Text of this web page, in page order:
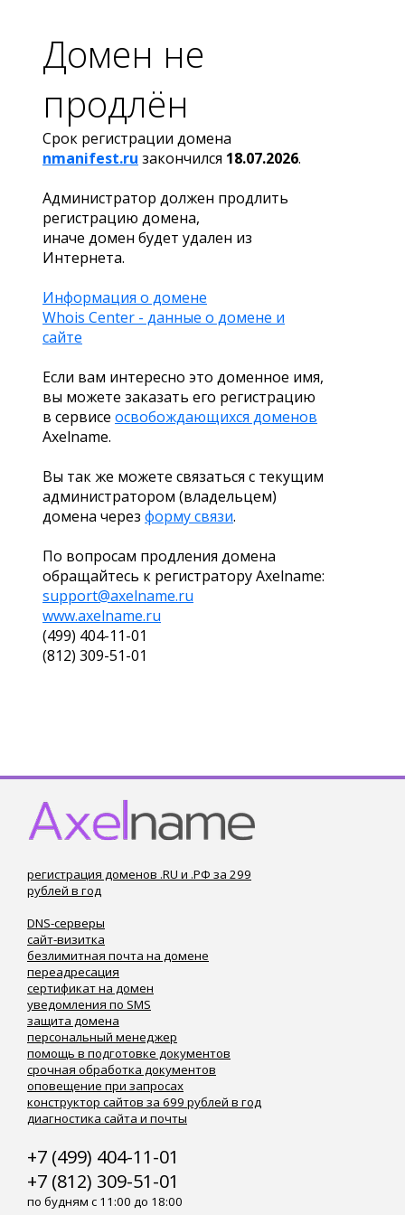
Домен не
продлён
Срок регистрации домена
nmanifest.ru закончился 18.07.2026.
Администратор должен продлить
регистрацию домена,
иначе домен будет удален из
Интернета.
Информация о домене
Whois Center - данные о домене и
сайте
Если вам интересно это доменное имя,
вы можете заказать его регистрацию
в сервисе освобождающихся доменов
Axelname.
Вы так же можете связаться с текущим
администратором (владельцем)
домена через форму связи.
По вопросам продления домена
обращайтесь к регистратору Axelname:
support@axelname.ru
www.axelname.ru
(499) 404-11-01
(812) 309-51-01
регистрация доменов .RU и .РФ за 299
рублей в год
DNS-серверы
сайт-визитка
безлимитная почта на домене
переадресация
сертификат на домен
уведомления по SMS
защита домена
персональный менеджер
помощь в подготовке документов
срочная обработка документов
оповещение при запросах
конструктор сайтов за 699 рублей в год
диагностика сайта и почты
+7 (499) 404-11-01
+7 (812) 309-51-01
по будням с 11:00 до 18:00